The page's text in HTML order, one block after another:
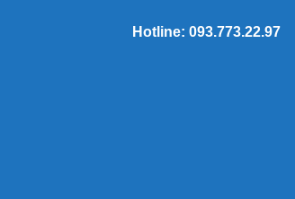
Hotline: 093.773.22.97